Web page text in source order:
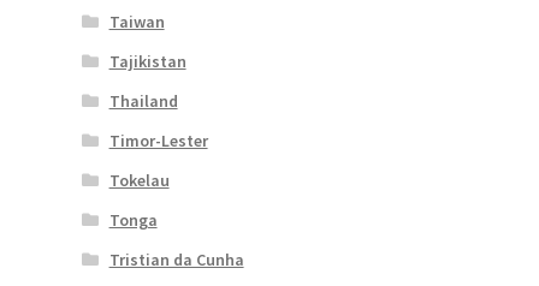
Taiwan
Tajikistan
Thailand
Timor-Lester
Tokelau
Tonga
Tristian da Cunha